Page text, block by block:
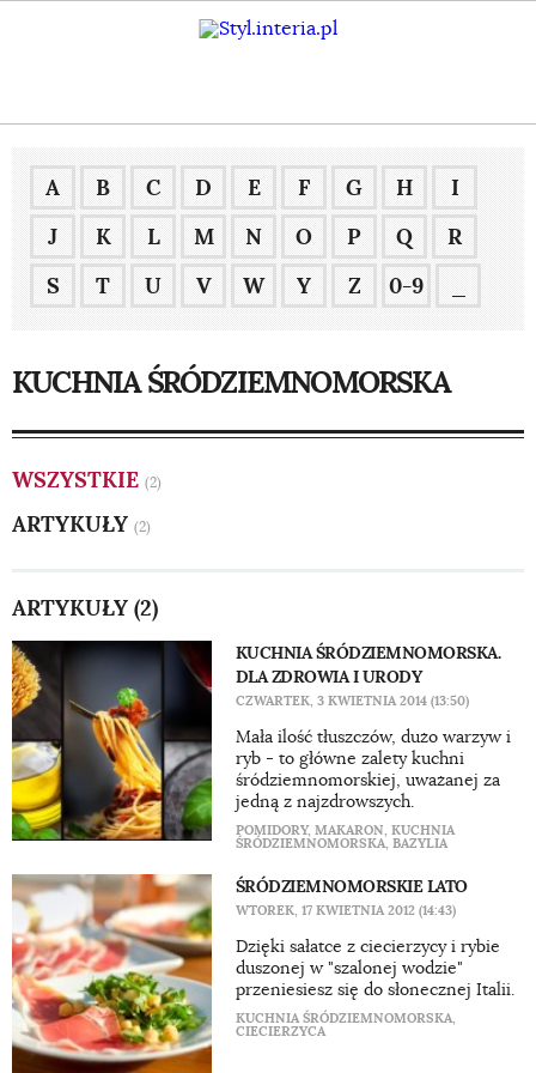
A B C D E F G H
I
J
K L M N O P Q
R
S
T U V W Y Z 0-9
KUCHNIA ŚRÓDZIEMNOMORSKA
WSZYSTKIE (2)
ARTYKUŁY (2)
ARTYKUŁY (2)
KUCHNIA ŚRÓDZIEMNOMORSKA.
DLA ZDROWIA I URODY
CZWARTEK, 3 KWIETNIA 2014 (13:50)
Mała ilość tłuszczów, dużo warzyw i
ryb - to główne zalety kuchni
śródziemnomorskiej, uważanej za
jedną z najzdrowszych.
POMIDORY, MAKARON, KUCHNIA
ŚRÓDZIEMNOMORSKA, BAZYLIA
ŚRÓDZIEMNOMORSKIE LATO
WTOREK, 17 KWIETNIA 2012 (14:43)
Dzięki sałatce z ciecierzycy i rybie
duszonej w "szalonej wodzie"
przeniesiesz się do słonecznej Italii.
KUCHNIA ŚRÓDZIEMNOMORSKA,
CIECIERZYCA